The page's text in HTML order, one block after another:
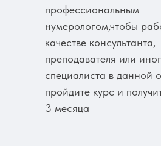
профессиональным
нумерологом,чтобы
качестве консультанта,
преподавателя или
специалиста в данной
пройдите курс и
3 месяца